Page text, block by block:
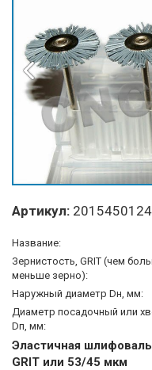
Артикул:
Название:
Зернистость, GRIT (чем
меньше зерно):
Наружный диаметр Dн, мм:
Диаметр посадочный или
Dп, мм:
Эластичная
GRIT или 53/45 мкм